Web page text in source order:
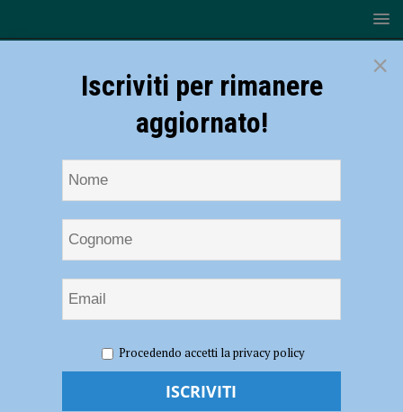
DAE nel cuore della movida, inaugurazione in via X Giugno
Nuova postazione DAE nel cuore della
×
Iscriviti per rimanere
aggiornato!
Procedendo accetti la privacy policy